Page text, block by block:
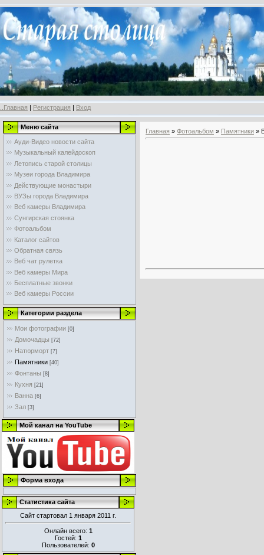
..Главная | Регистрация | Вход
Меню сайта
Ауди-Видео новости сайта
Музыкальный калейдоскоп
Летопись старой столицы
Музеи города Владимира
Действующие монастыри
ВУЗы города Владимира
Веб камеры Владимира
Сунгирская стоянка
Фотоальбом
Каталог сайтов
Обратная связь
Веб чат рулетка
Веб камеры Мира
Бесплатные звонки
Веб камеры России
Категории раздела
Мои фотографии [0]
Домочадцы [72]
Натюрморт [7]
Памятники [40]
Фонтаны [8]
Кухня [21]
Ванна [6]
Зал [3]
Мой канал на YouTube
Форма входа
Статистика сайта
Сайт стартовал 1 января 2011 г.
Онлайн всего: 1
Гостей: 1
Пользователей: 0
Главная » Фотоальбом » Памятники »